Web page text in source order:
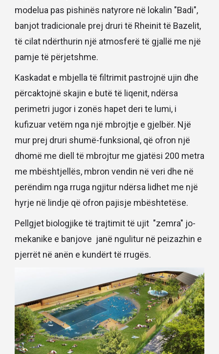
modelua pas pishinës natyrore në lokalin "Badi",
banjot tradicionale prej druri të Rheinit të Bazelit,
të cilat ndërthurin një atmosferë të gjallë me një
pamje të përjetshme.
Kaskadat e mbjella të filtrimit pastrojnë ujin dhe
përcaktojnë skajin e butë të liqenit, ndërsa
perimetri jugor i zonës hapet deri te lumi, i
kufizuar vetëm nga një mbrojtje e gjelbër. Një
mur prej druri shumë-funksional, që ofron një
dhomë me diell të mbrojtur me gjatësi 200 metra
me mbështjellës, mbron vendin në veri dhe në
perëndim nga rruga ngjitur ndërsa lidhet me një
hyrje në lindje që ofron pajisje mbështetëse.
Pellgjet biologjike të trajtimit të ujit "zemra" jo-
mekanike e banjove janë ngulitur në peizazhin e
pjerrët në anën e kundërt të rrugës.